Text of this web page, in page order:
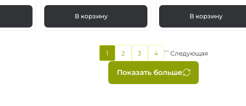
В корзину В корзину
Нумерация
страниц
Показать больше
Текущая
страница
1
Страница
2
Страница
3
Страница
4 …
Следующая
страница
Следующая